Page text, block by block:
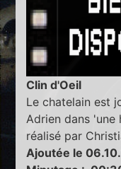
Clin d'Oeil
Le chatelain est
Adrien dans
réalisé par
Ajoutée le